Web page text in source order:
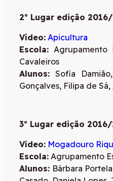
2º Lugar edição
Vídeo: Apicultura
Escola:
Cavaleiros
Alunos: Sofia
Gonçalves, Filipa de
3º Lugar edição
Vídeo: Mogadouro
Escola: Agrupamento
Alunos: Bárbara